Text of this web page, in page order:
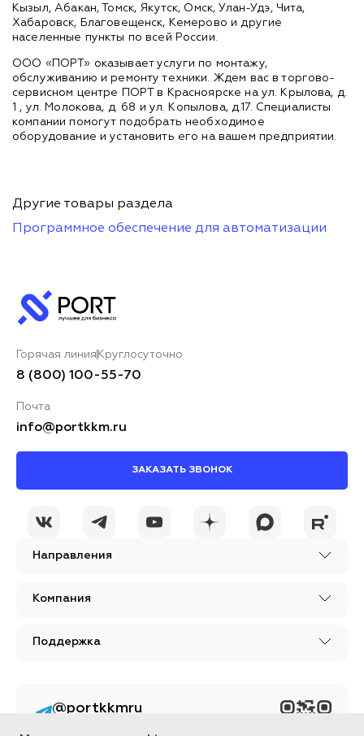
Кызыл, Абакан, Томск, Якутск, Омск, Улан-Удэ, Чита,
Хабаровск, Благовещенск, Кемерово и другие
населенные пункты по всей России.
ООО «ПОРТ» оказывает услуги по монтажу,
обслуживанию и ремонту техники. Ждем вас в торгово-
сервисном центре ПОРТ в Красноярске на ул. Крылова, д.
1 , ул. Молокова, д. 68 и ул. Копылова, д.17. Специалисты
компании помогут подобрать необходимое
оборудование и установить его на вашем предприятии.
Другие товары раздела
Программное обеспечение для автоматизации
Направления
Компания
Поддержка
Горячая линия Круглосуточно
8 (800) 100-55-70
Почта
info@portkkm.ru
ЗАКАЗАТЬ ЗВОНОК
@portkkmru